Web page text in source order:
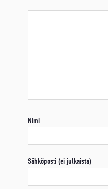
Nimi
Sähköposti (ei julkaista)